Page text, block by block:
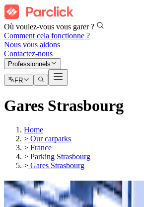
Où voulez-vous vous garer ?
Comment cela fonctionne ?
Nous vous aidons
Contactez-nous
Professionnels
FR
Gares Strasbourg
Home
> Our carparks
> France
> Parking Strasbourg
> Gares Strasbourg
ParkingsGare Strasbourg